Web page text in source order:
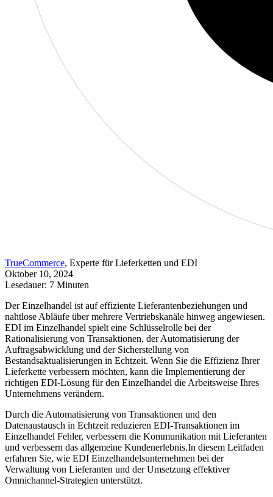
TrueCommerce, Experte für Lieferketten und EDI
Oktober 10, 2024
Lesedauer: 7 Minuten
Der Einzelhandel ist auf effiziente Lieferantenbeziehungen und
nahtlose Abläufe über mehrere Vertriebskanäle hinweg angewiesen.
EDI im Einzelhandel spielt eine Schlüsselrolle bei der
Rationalisierung von Transaktionen, der Automatisierung der
Auftragsabwicklung und der Sicherstellung von
Bestandsaktualisierungen in Echtzeit. Wenn Sie die Effizienz Ihrer
Lieferkette verbessern möchten, kann die Implementierung der
richtigen EDI-Lösung für den Einzelhandel die Arbeitsweise Ihres
Unternehmens verändern.
Durch die Automatisierung von Transaktionen und den
Datenaustausch in Echtzeit reduzieren EDI-Transaktionen im
Einzelhandel Fehler, verbessern die Kommunikation mit Lieferanten
und verbessern das allgemeine Kundenerlebnis.In diesem Leitfaden
erfahren Sie, wie EDI Einzelhandelsunternehmen bei der
Verwaltung von Lieferanten und der Umsetzung effektiver
Omnichannel-Strategien unterstützt.